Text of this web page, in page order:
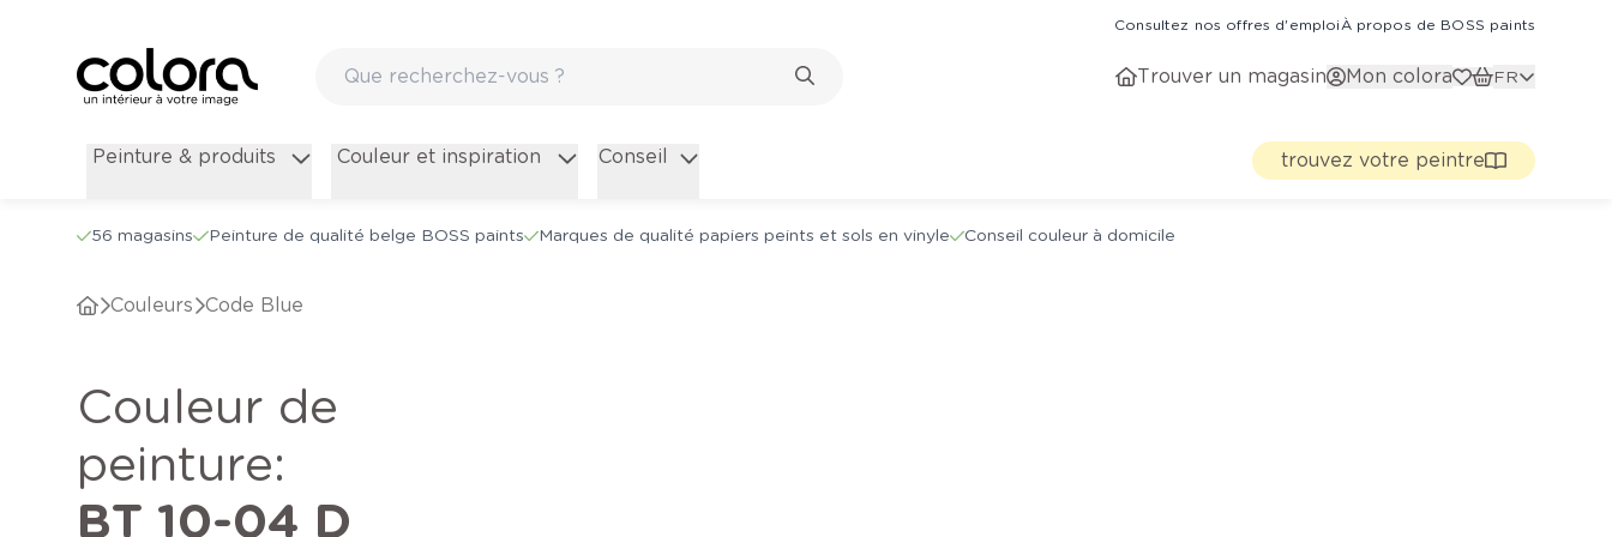
Consultez nos offres d'emploiÀ propos de BOSS paints
Trouver un magasin Mon colora FR
Peinture & produits Couleur et inspiration Conseil trouvez votre peintre
56 magasins Peinture de qualité belge BOSS paints Marques de qualité papiers peints et sols en vinyle Conseil couleur à domicile
Couleurs Code Blue
Couleur de
peinture:
BT 10-04 D